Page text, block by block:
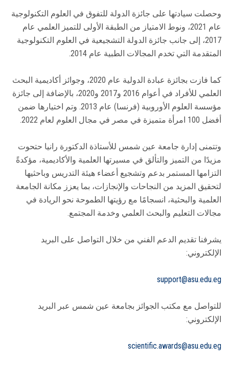
وحصلت سيادتها على جائزة الدولة للتفوق في العلوم التكنولوجية
عام 2021، ونوط الامتياز من الطبقة الأولى للتميز العلمي عام
2017، إلى جانب جائزة الدولة التشجيعية في العلوم التكنولوجية
المتقدمة التي تخدم المجالات الطبية عام 2014.
كما فازت بجائزة عبادة الدولية عام 2020، وجوائز أكاديمية البحث
العلمي للأفراد في أعوام 2016 و2017 و2020، بالإضافة إلى جائزة
مؤسسة العلوم الأوروبية (فرنسا) عام 2013. وتم اختيارها ضمن
أفضل 100 امرأة متميزة في مصر في مجال العلوم لعام 2022.
وتتمنى إدارة جامعة عين شمس للأستاذة الدكتورة رانيا حتحوت
مزيدًا من التميز والتألق في مسيرتها العلمية والأكاديمية، مؤكدةً
التزامها المستمر بدعم وتشجيع أعضاء هيئة التدريس وباحثيها
لتحقيق المزيد من النجاحات والإنجازات، بما يعزز مكانة الجامعة
العلمية والبحثية، انسجامًا مع رؤيتها الطموحة نحو الريادة في
مجالات التعليم والبحث العلمي وخدمة المجتمع.
يشرفنا تقديم الدعم الفني من خلال التواصل على البريد
الإلكتروني:
support@asu.edu.eg
للتواصل مع مكتب الجوائز بجامعة عين شمس عبر البريد
الإلكتروني:
scientific.awards@asu.edu.eg